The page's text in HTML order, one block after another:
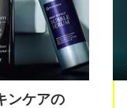
ンケアの